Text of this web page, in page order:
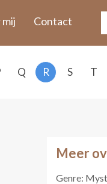
Contact
Q R S T
Meer
Genre: